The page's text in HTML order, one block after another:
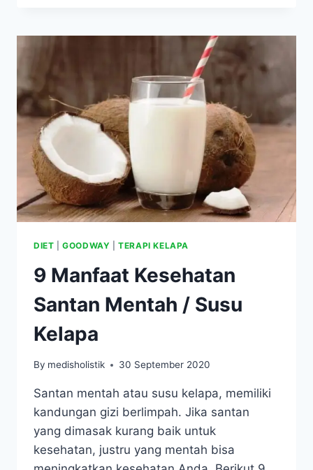
MADU
FLU
SAMPAI
KANKER
DIET |GOODWAY |TERAPI KELAPA
9 Manfaat Kesehatan
Santan Mentah / Susu
Kelapa
By medisholistik 30 September 2020
Santan mentah atau susu kelapa, memiliki
kandungan gizi berlimpah. Jika santan
yang dimasak kurang baik untuk
kesehatan, justru yang mentah bisa